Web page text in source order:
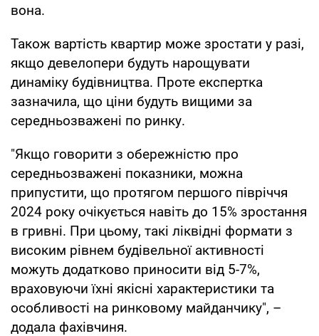
вона.
Також вартість квартир може зростати у разі,
якщо девелопери будуть нарощувати
динаміку будівництва. Проте експертка
зазначила, що ціни будуть вищими за
середньозважені по ринку.
"Якщо говорити з обережністю про
середньозважені показники, можна
припустити, що протягом першого півріччя
2024 року очікується навіть до 15% зростання
в гривні. При цьому, такі ліквідні формати з
високим рівнем будівельної активності
можуть додатково приносити від 5-7%,
враховуючи їхні якісні характеристики та
особливості на ринковому майданчику", –
додала фахівчиня.